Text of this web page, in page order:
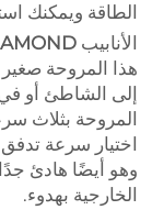
الطاقة ويمكنك
الأنابيب
هذا المروحة
المروحة بثلاث
اختيار سرعة
وهو أيضًا هادئ
الخارجية بهدوء.